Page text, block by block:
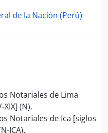
de la Nación (Perú)
Notariales de Lima
XIX] (N).
Notariales de Ica [siglos
ICA).